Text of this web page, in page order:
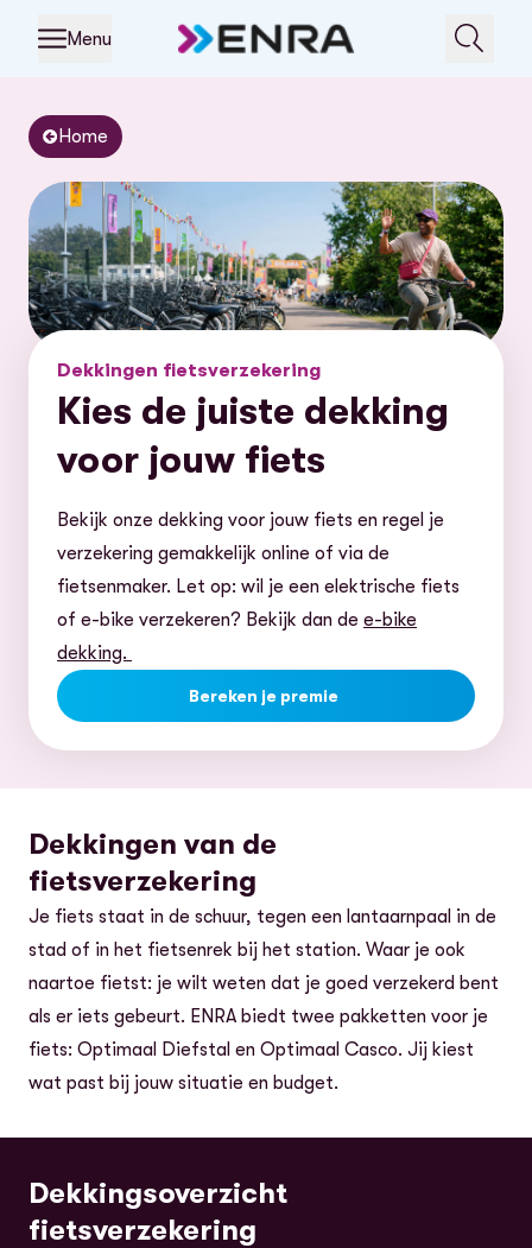
Menu
Home
Dekkingen fietsverzekering
Kies de juiste dekking
voor jouw fiets
Bekijk onze dekking voor jouw fiets en regel je
verzekering gemakkelijk online of via de
fietsenmaker. Let op: wil je een elektrische fiets
of e-bike verzekeren? Bekijk dan de e-bike
dekking.
Bereken je premie
Dekkingen van de
fietsverzekering
Je fiets staat in de schuur, tegen een lantaarnpaal in de
stad of in het fietsenrek bij het station. Waar je ook
naartoe fietst: je wilt weten dat je goed verzekerd bent
als er iets gebeurt. ENRA biedt twee pakketten voor je
fiets: Optimaal Diefstal en Optimaal Casco. Jij kiest
wat past bij jouw situatie en budget.
Dekkingsoverzicht
fietsverzekering